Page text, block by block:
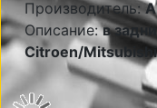
Производитель:
Описание:в
Citroen/